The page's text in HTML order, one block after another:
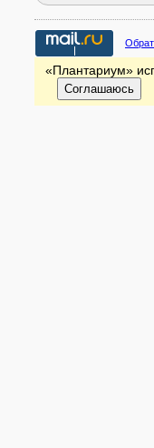
«Плантариум»
Соглашаюсь